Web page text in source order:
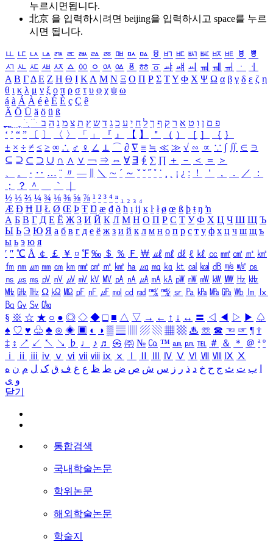
누르시면됩니다.
北京 을 입력하시려면 beijing을 입력하시고 space를 누르
시면 됩니다.
ㅥ ㅦ ㅧ ㅨ ㅩ ㅪ ㅫ ㅬ ㅭ ㅮ ㅯ ㅰ ㅱ ㅲ ㅳ ㅴ ㅵ ㅶ ㅷ ㅸ
ㅹ
ㅺ ㅻ ㅼ ㅽ ㅾ ㅿ ㆀ ㆁ ㆂ ㆃ ㆄ ㆅ ㆆ ㆇ ㆈ ㆉ ㆊ ㆋ ㆌ ㆍ
ㆎ
Α Β ΓΔ Ε Ζ Η Θ Ι ΚΛ Μ Ν Ξ Ο Π Ρ Σ ΤΥ Φ Χ Ψ Ω α β γ δ ε ζ η
θ ι κ λ μ ν ξ ο π ρ σ τ υ φ χ ψ ω
á à Á À é è É È ç Ç ê
Ä Ö Ü ä ö ü ß
ִֶֹ ֻּ ׁׂ פ ם ן ו ט א ר ק ף ך ל ח י ע כ ג ד ש ץ ת צ מ נ ה ב
‘ ’ “ ” 〔 〕 〈 〉 「 」 『 』 【 】 ＂ （ ） ［ ］ ｛ ｝
± × ÷ ≠ ≤ ≥ ∞ ∴ ♂ ♀ ∠ ⊥ ⌒ ∂ ∇ ≡ ≒ ≪ ≫ √ ∽ ∝ ∵ ∫ ∬ ∈ ∋
⊆ ⊇ ⊂ ⊃ ∪ ∩ ∧ ∨ ￢ ⇒ ⇔ ∀ ∃ ∮ ∑ ∏ ＋ － ＜ ＝
＞
、
。 · ‥ … ¨ 〃 ― ＼ ∼ ´ ～ ˇ ˘ ˝ ˚ ˙ ¸ ¡ ¿ ː ！ ＇ ， ． ／
：
；
？ ＾ ｀
½ ⅓ ⅔ ¼ ¾ ⅛ ⅜ ⅝ ⅞ ¹ ² ³ ⁴ ⁿ ₁ ₂ ₃ ₄
Æ Ð Ħ Ĳ Ł Ø Œ Þ Ŧ Ŋ æ đ ð ħ ı ĳ ĸ ŀ ł ø œ ß þ ŧ ŋ ŉ
А Б В Г Д Е Ё Ж З И Й К Л М Н О П Р С Т У Ф Х Ц Ч Ш Щ Ъ
Ы Ь Э Ю Я а б в г д е ё ж з и й к л м н о п р с т у ф х ц ч ш щ ъ
ы ь э ю я
′ ″ ℃ Å ￠ ￡ ￥ ¤ ℉ ‰ ＄ ％ Ｆ ￦ ㎕ ㎖ ㎗ ℓ ㎘ ㏄ ㎣ ㎤ ㎥ ㎦
㎙ ㎚ ㎛ ㎜ ㎝ ㎞ ㎟ ㎠ ㎡ ㎢ ㏊ ㎍ ㎎ ㎏ ㏏ ㎈ ㎉ ㏈ ㎧ ㎨ ㎰
㎱ ㎲ ㎳ ㎴ ㎵ ㎶ ㎷ ㎸ ㎹ ㎀ ㎁ ㎂ ㎃ ㎄ ㎺ ㎻ ㎽ ㎾ ㎿ ㎐ ㎑
㎒ ㎓ ㎔ Ω ㏀ ㏁ ㎊ ㎋ ㎌ ㏖ ㏅ ㎭ ㎮ ㎯ ㏛ ㎩ ㎪ ㎫ ㎬ ㏝ ㏐
㏓
㏃ ㏉ ㏜ ㏆
§ ※ ☆ ★ ○ ● ◎ ◇ ◆ □ ■ △ ▽ → ← ↑ ↓ ↔ 〓 ◁ ◀ ▷ ▶ ♤
♠ ♡ ♥ ♧ ♣ ⊙ ◈ ▣ ◐ ◑ ▒ ▤ ▨ ▧ ▦ ▩ ♨ ☏ ☎ ☜ ☞ ¶ †
‡ ↕ ↗ ↙ ↖ ↘ ♭ ♩ ♪ ♬ ㉿ ㈜ № ㏇ ™ ㏂ ㏘ ℡ ＃ ＆ ＊ ＠ ª º
ⅰ
ⅱ ⅲ ⅳ ⅴ ⅵ ⅶ ⅷ ⅸ ⅹ Ⅳ Ⅴ Ⅵ Ⅶ Ⅷ Ⅸ Ⅹ
ب ت ث ج ح خ د ذ ر ز س ش ص ض ط ظ ع غ ف ق ک ل م ن ه
و ی
닫기
통합검색
국내학술논문
학위논문
해외학술논문
학술지